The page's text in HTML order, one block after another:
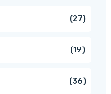
2727
1919
3636